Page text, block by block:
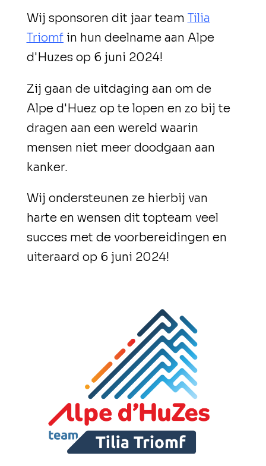
Wij sponsoren dit jaar team Tilia
Triomfin hun deelname aan Alpe
d'Huzes op 6 juni 2024!
Zij gaan de uitdaging aan om de
Alpe d'Huez op te lopen en zo bij te
dragen aan een wereld waarin
mensen niet meer doodgaan aan
kanker.
Wij ondersteunen ze hierbij van
harte en wensen dit topteam veel
succes met de voorbereidingen en
uiteraard op 6 juni 2024!